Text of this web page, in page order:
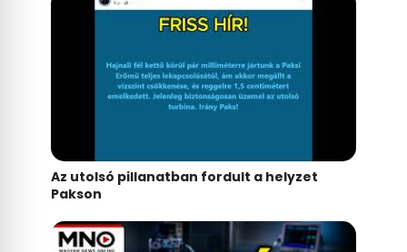
Az utolsó pillanatban fordult a helyzet
Pakson